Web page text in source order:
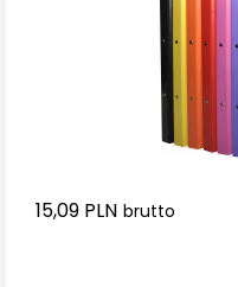
15,09 PLN brutto